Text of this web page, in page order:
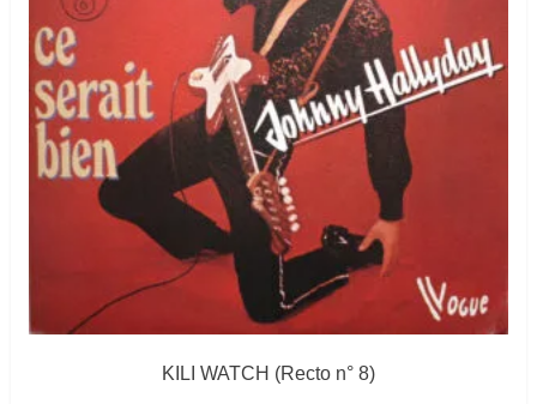
KILI WATCH (Recto n° 8)